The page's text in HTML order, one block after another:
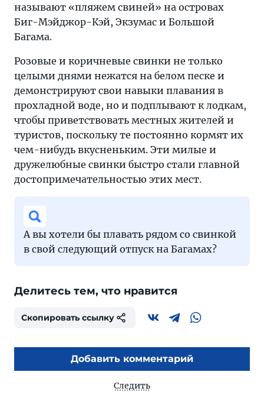
называют «пляжем свиней» на островах
Биг-Мэйджор-Кэй, Экзумас и Большой
Багама.
Розовые и коричневые свинки не только
целыми днями нежатся на белом песке и
демонстрируют свои навыки плавания в
прохладной воде, но и подплывают к лодкам,
чтобы приветствовать местных жителей и
туристов, поскольку те постоянно кормят их
чем-нибудь вкусненьким. Эти милые и
дружелюбные свинки быстро стали главной
достопримечательностью этих мест.
А вы хотели бы плавать рядом со свинкой
в свой следующий отпуск на Багамах?
Делитесь тем, что нравится
Скопировать ссылку
Добавить комментарий
Следить